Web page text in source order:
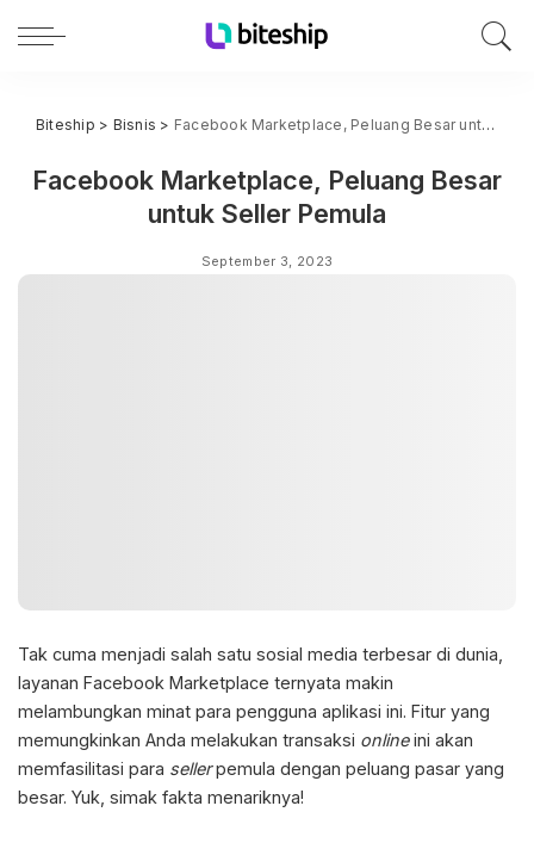
Biteship > Bisnis > Facebook Marketplace, Peluang Besar untuk Seller Pemula
Facebook Marketplace, Peluang Besar
untuk Seller Pemula
September 3, 2023
Tak cuma menjadi salah satu sosial media terbesar di dunia,
layanan Facebook Marketplace ternyata makin
melambungkan minat para pengguna aplikasi ini. Fitur yang
memungkinkan Anda melakukan transaksi onlineini akan
memfasilitasi para sellerpemula dengan peluang pasar yang
besar. Yuk, simak fakta menariknya!